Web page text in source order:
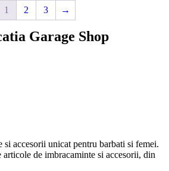
1 2 3 →
Garage Shop
si accesorii unicat pentru barbati si femei.
de imbracaminte si accesorii, din